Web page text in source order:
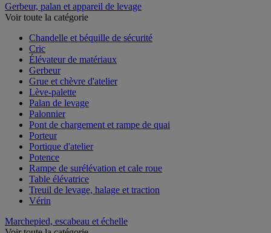
Gerbeur, palan et appareil de levage
Voir toute la catégorie
Chandelle et béquille de sécurité
Cric
Élévateur de matériaux
Gerbeur
Grue et chèvre d'atelier
Lève-palette
Palan de levage
Palonnier
Pont de chargement et rampe de quai
Porteur
Portique d'atelier
Potence
Rampe de surélévation et cale roue
Table élévatrice
Treuil de levage, halage et traction
Vérin
Marchepied, escabeau et échelle